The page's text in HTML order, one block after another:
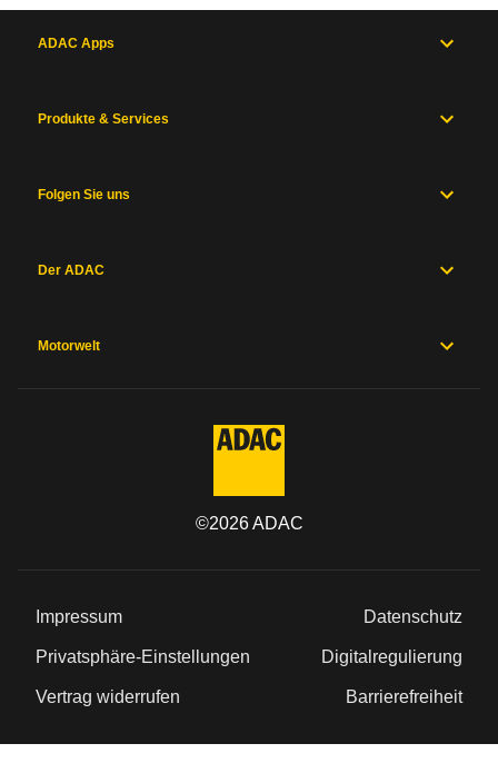
ADAC Apps
Produkte & Services
Folgen Sie uns
Der ADAC
Motorwelt
©2026ADAC
Impressum Datenschutz
Privatsphäre-Einstellungen Digitalregulierung
Vertrag widerrufen Barrierefreiheit